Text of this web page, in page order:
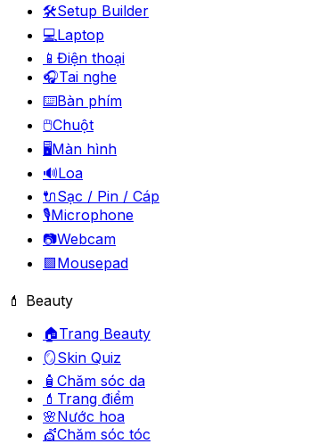
🛠️Setup Builder
💻Laptop
📱 Điện thoại
🎧Tai nghe
⌨️Bàn phím
🖱️Chuột
🖥️Màn hình
🔊Loa
🔌Sạc / Pin / Cáp
🎙️Microphone
📷Webcam
🟪Mousepad
💄 Beauty
🏠Trang Beauty
🪞Skin Quiz
🧴 Chăm sóc da
💄 Trang điểm
🌸Nước hoa
💇Chăm sóc tóc